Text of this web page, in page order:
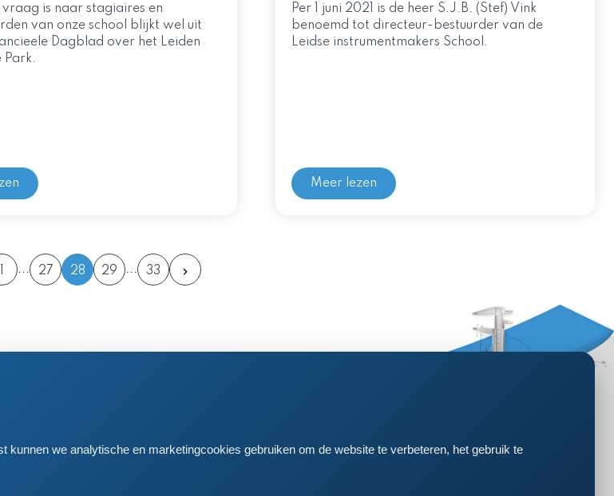
vraag is naar stagiaires en
van onze school blijkt wel uit
Dagblad over het Leiden
Park.
Per 1 juni 2021 is de heer S.J.B. (Stef) Vink
benoemd tot directeur-bestuurder van de
Leidse instrumentmakers School.
Meer lezen
27 28 29 33
we analytische en marketingcookies gebruiken om de website te verbeteren, het gebruik te